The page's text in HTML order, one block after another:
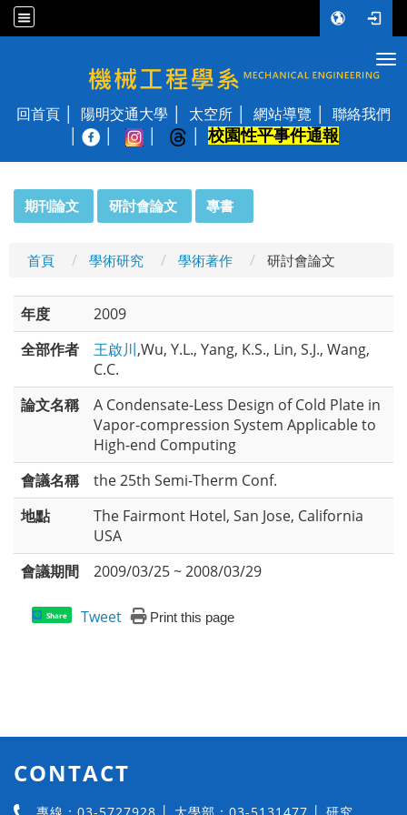
國立陽明交通大學 機械工程學系
回首頁 陽明交通大學 太空所 網站導覽
聯絡我們
校園性平事件通報
期刊論文 研討會論文 專書
首頁 學術研究 學術著作 研討會論文
年度
2009
全部作者
王啟川,Wu, Y.L., Yang, K.S., Lin, S.J., Wang,
C.C.
論文名稱
A Condensate-Less Design of Cold Plate in
Vapor-compression System Applicable to
High-end Computing
會議名稱
the 25th Semi-Therm Conf.
地點
The Fairmont Hotel, San Jose, California
USA
會議期間
2009/03/25 ~ 2008/03/29
Share Tweet Print this page
CONTACT